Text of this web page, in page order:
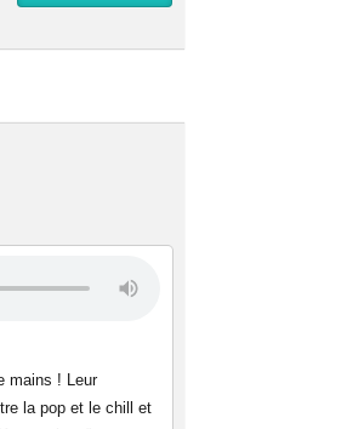
mains ! Leur
la pop et le chill et